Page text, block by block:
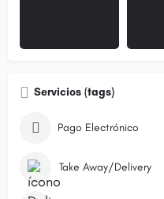
Servicios (tags)
Pago Electrónico
Take Away/Delivery